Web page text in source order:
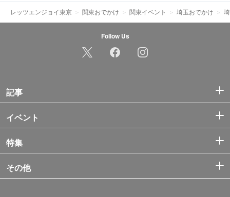
レッツエンジョイ東京 関東おでかけ 関東イベント 埼玉おでかけ
Follow Us
記事
イベント
特集
その他